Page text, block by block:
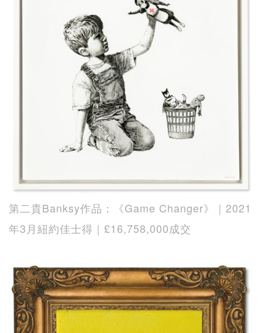
第二貴Banksy作品：《Game Changer》｜2021
年3月紐約佳士得｜£16,758,000成交